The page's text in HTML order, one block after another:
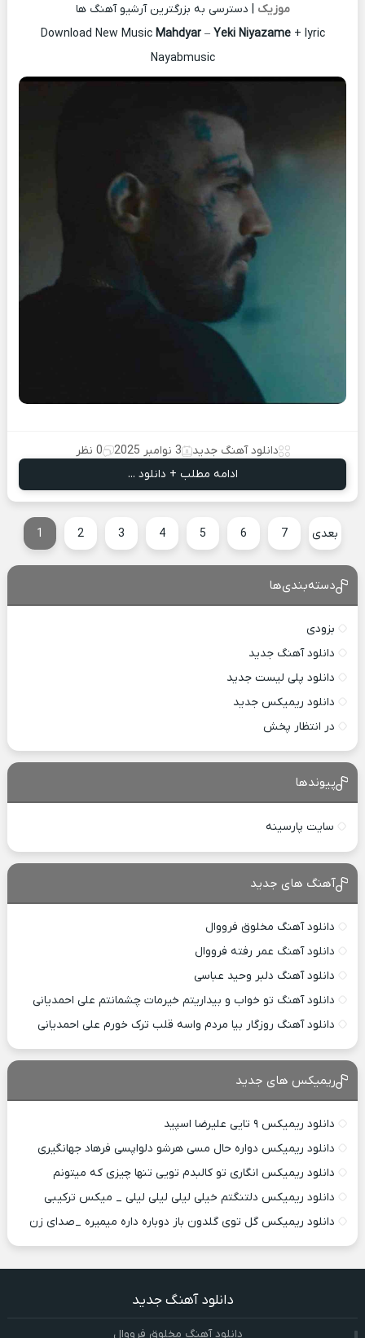
موزیک | دسترسی به بزرگترین آرشیو آهنگ ها
Download New Music Mahdyar– Yeki Niyazame+ lyric
Nayabmusic
دانلود آهنگ جدید 3 نوامبر 2025
0 نظر
ادامه مطلب + دانلود ...
1 2 3 4 5 6 7 بعدی
دسته‌بندی‌ها
بزودی
دانلود آهنگ جدید
دانلود پلی لیست جدید
دانلود ریمیکس جدید
در انتظار پخش
پیوندها
سایت پارسینه
آهنگ های جدید
دانلود آهنگ مخلوق فرووال
دانلود آهنگ عمر رفته فرووال
دانلود آهنگ دلبر وحید عباسی
دانلود آهنگ تو خواب و بیداریتم خیرمات چشمانتم علی احمدیانی
دانلود آهنگ روزگار بیا مردم واسه قلب ترک خورم علی احمدیانی
ریمیکس های جدید
دانلود ریمیکس ۹ تایی علیرضا اسپید
دانلود ریمیکس دواره حال مسی هرشو دلواپسی فرهاد جهانگیری
دانلود ریمیکس انگاری تو کالبدم تویی تنها چیزی که میتونم
دانلود ریمیکس دلتنگتم خیلی لیلی لیلی لیلی _ میکس ترکیبی
دانلود ریمیکس گل توی گلدون باز دوباره داره میمیره _صدای زن
دانلود آهنگ جدید
دانلود آهنگ مخلوق فرووال